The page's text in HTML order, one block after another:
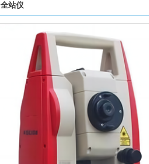
全站仪